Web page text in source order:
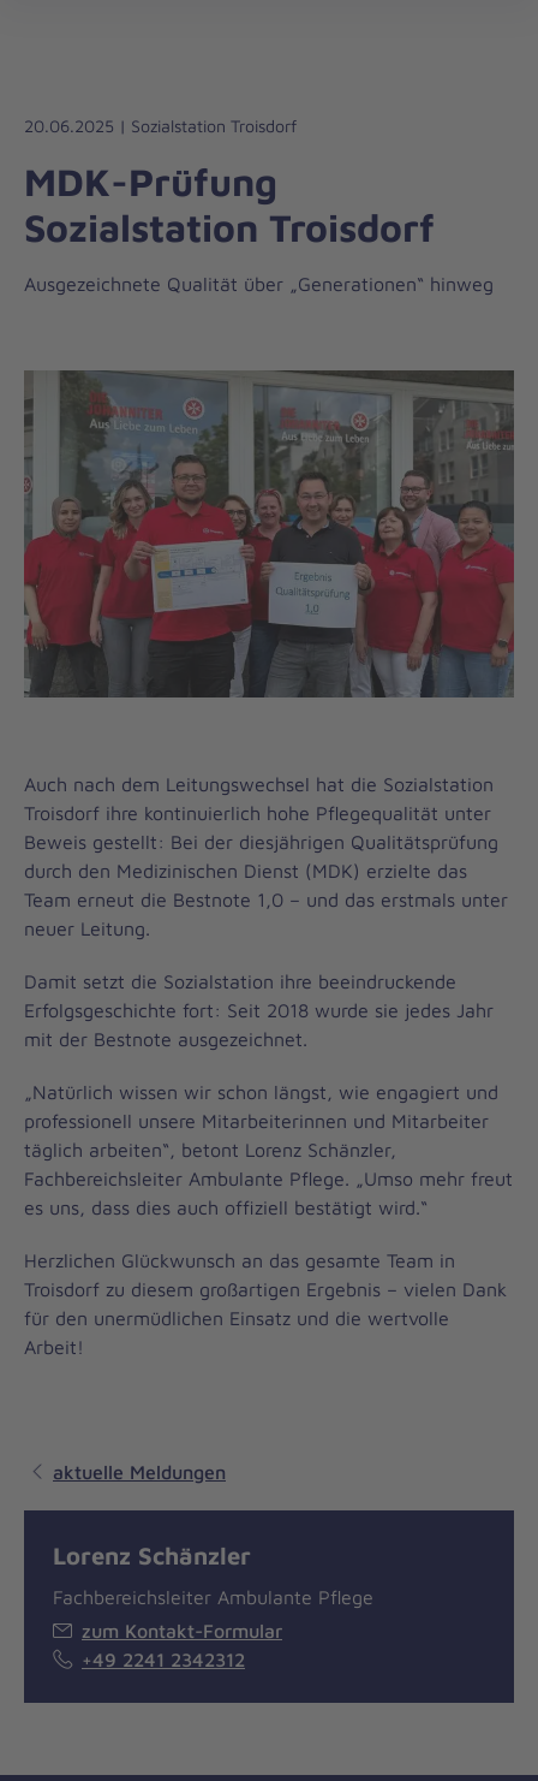
20.06.2025 | Sozialstation Troisdorf
MDK-Prüfung
Sozialstation Troisdorf
Ausgezeichnete Qualität über „Generationen“ hinweg
Auch nach dem Leitungswechsel hat die Sozialstation
Troisdorf ihre kontinuierlich hohe Pflegequalität unter
Beweis gestellt: Bei der diesjährigen Qualitätsprüfung
durch den Medizinischen Dienst (MDK) erzielte das
Team erneut die Bestnote 1,0 – und das erstmals unter
neuer Leitung.
Damit setzt die Sozialstation ihre beeindruckende
Erfolgsgeschichte fort: Seit 2018 wurde sie jedes Jahr
mit der Bestnote ausgezeichnet.
„Natürlich wissen wir schon längst, wie engagiert und
professionell unsere Mitarbeiterinnen und Mitarbeiter
täglich arbeiten“, betont Lorenz Schänzler,
Fachbereichsleiter Ambulante Pflege. „Umso mehr freut
es uns, dass dies auch offiziell bestätigt wird.“
Herzlichen Glückwunsch an das gesamte Team in
Troisdorf zu diesem großartigen Ergebnis – vielen Dank
für den unermüdlichen Einsatz und die wertvolle
Arbeit!
aktuelle Meldungen
Lorenz Schänzler
Fachbereichsleiter Ambulante Pflege
zum Kontakt-Formular
+49 2241 2342312